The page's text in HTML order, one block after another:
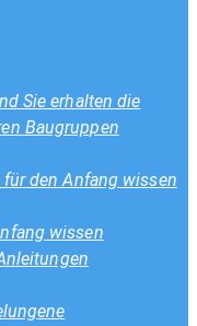
Sie erhalten die
Baugruppen
den Anfang wissen
wissen